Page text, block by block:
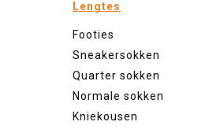
Lengtes
Footies
Sneakersokken
Quarter sokken
Normale sokken
Kniekousen